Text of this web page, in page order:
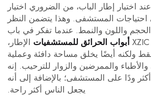
اختيار إطار الباب، من الضروري اختيار
احتياجات المستشفى. وهذا يتضمن النظر
واللون والنمط. عندما تفكر في باب
أبواب الحرائق للمستشفيات الإطار،
ولكنه أيضًا يخلق مساحة دافئة وعملية
والممرضين والزوار للترحيب. إنه
ودًا على المستشفى؛ بالإضافة إلى أنه
يجعل الناس أكثر راحة.